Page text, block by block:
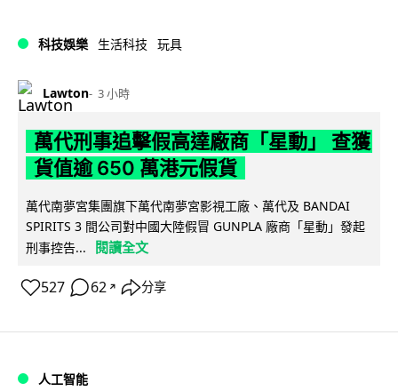
科技娛樂 生活科技 玩具
Lawton 3 小時
萬代刑事追擊假高達廠商「星動」 查獲
貨值逾 650 萬港元假貨
萬代南夢宮集團旗下萬代南夢宮影視工廠、萬代及 BANDAI
SPIRITS 3 間公司對中國大陸假冒 GUNPLA 廠商「星動」發起
刑事控告...
閱讀全文
527 62 ↗ 分享
人工智能